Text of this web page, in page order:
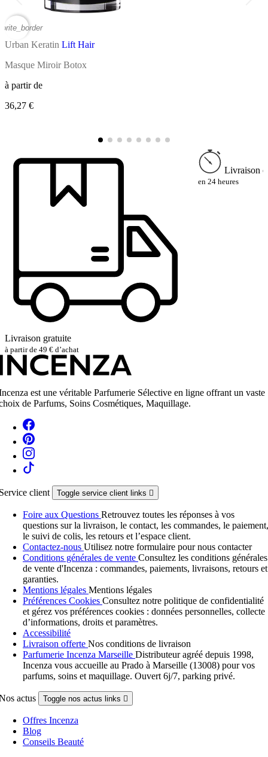
Urban Keratin Lift Hair
Masque Miroir Botox
à partir de
36,27 €
Livraison gratuite
à partir de 49 € d’achat
Livraison
en 24 heures
est une véritable Parfumerie Sélective en ligne offrant un vaste
de Parfums, Soins Cosmétiques, Maquillage.
client Toggle service client links 
Foire aux Questions Retrouvez toutes les réponses à vos
questions sur la livraison, le contact, les commandes, le paiement,
le suivi de colis, les retours et l’espace client.
Contactez-nous Utilisez notre formulaire pour nous contacter
Conditions générales de vente Consultez les conditions générales
de vente d'Incenza : commandes, paiements, livraisons, retours et
garanties.
Mentions légales Mentions légales
Préférences Cookies Consultez notre politique de confidentialité
et gérez vos préférences cookies : données personnelles, collecte
d’informations, droits et paramètres.
Accessibilité
Livraison offerte Nos conditions de livraison
Parfumerie Incenza Marseille Distributeur agréé depuis 1998,
Incenza vous accueille au Prado à Marseille (13008) pour vos
parfums, soins et maquillage. Ouvert 6j/7, parking privé.
actus Toggle nos actus links 
Offres Incenza
Blog
Conseils Beauté